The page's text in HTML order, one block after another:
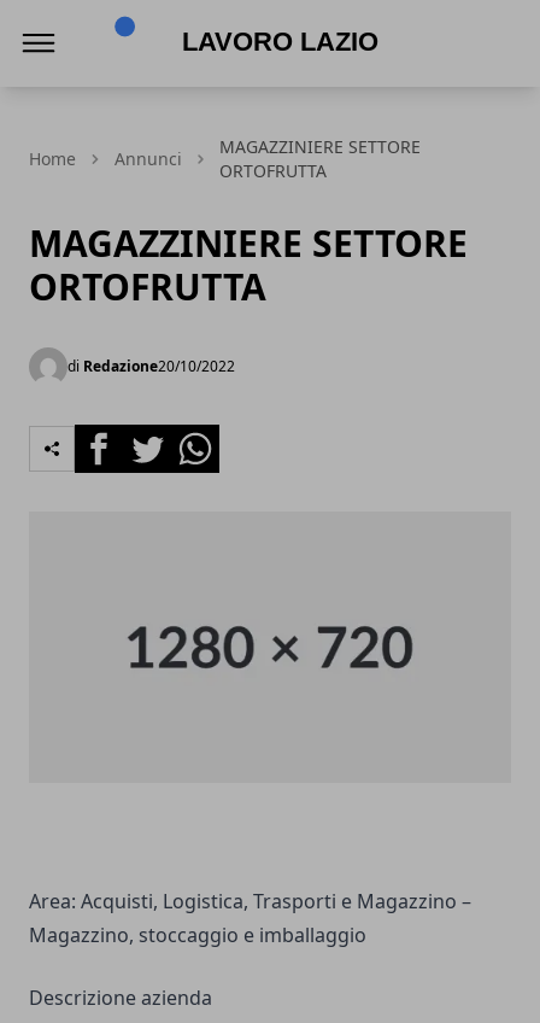
Home Annunci
MAGAZZINIERE SETTORE
ORTOFRUTTA
MAGAZZINIERE SETTORE
ORTOFRUTTA
di Redazione20/10/2022
FacebookTwitterWhatsapp
Area: Acquisti, Logistica, Trasporti e Magazzino –
Magazzino, stoccaggio e imballaggio
Descrizione azienda